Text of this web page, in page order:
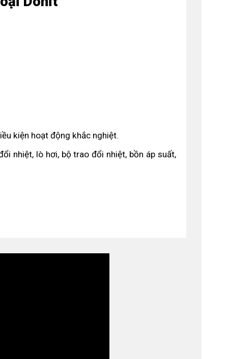
kiện hoạt động khắc nghiệt.
nhiệt, lò hơi, bộ trao đổi nhiệt, bồn áp suất,